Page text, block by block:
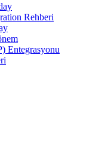
Rehberi
Entegrasyonu